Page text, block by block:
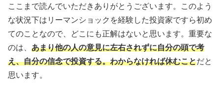
ここまで読んでいただきありがとうございます。このよう
な状況下はリーマンショックを経験した投資家ですら初め
てのことなので、どこにも正解はないと思います。重要な
のは、 あまり他の人の意見に左右されずに自分の頭で考
え、自分の信念で投資する。わからなければ休むことだと
思います。